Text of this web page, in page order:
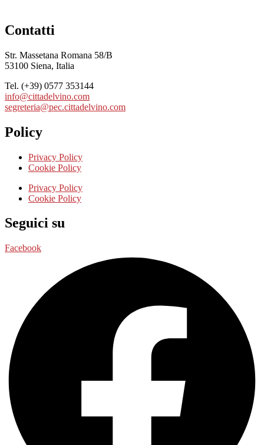
Contatti
Str. Massetana Romana 58/B
53100 Siena, Italia
Tel. (+39) 0577 353144
info@cittadelvino.com
segreteria@pec.cittadelvino.com
Policy
Privacy Policy
Cookie Policy
Privacy Policy
Cookie Policy
Seguici su
Facebook